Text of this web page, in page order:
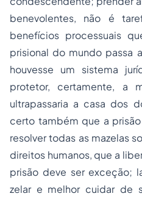
benevolentes, não é
benefícios processuais
prisional do mundo passa
houvesse um sistema
protetor, certamente, a
ultrapassaria a casa dos
certo também que a
resolver todas as mazelas
direitos humanos, que a
prisão deve ser exceção;
zelar e melhor cuidar de